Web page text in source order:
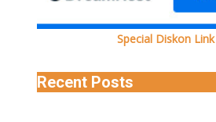
Special Diskon Link
Recent Posts